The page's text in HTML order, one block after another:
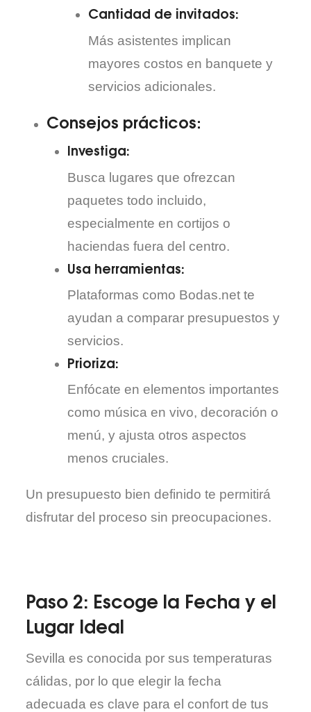
Cantidad de invitados:
Más asistentes implican
mayores costos en banquete y
servicios adicionales.
Consejos prácticos:
Investiga:
Busca lugares que ofrezcan
paquetes todo incluido,
especialmente en cortijos o
haciendas fuera del centro.
Usa herramientas:
Plataformas como Bodas.net te
ayudan a comparar presupuestos y
servicios.
Prioriza:
Enfócate en elementos importantes
como música en vivo, decoración o
menú, y ajusta otros aspectos
menos cruciales.
Un presupuesto bien definido te permitirá
disfrutar del proceso sin preocupaciones.
Paso 2: Escoge la Fecha y el
Lugar Ideal
Sevilla es conocida por sus temperaturas
cálidas, por lo que elegir la fecha
adecuada es clave para el confort de tus